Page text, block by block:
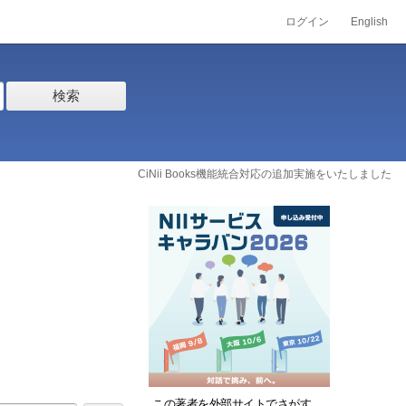
ログイン English
検索
CiNii Books機能統合対応の追加実施をいたしました